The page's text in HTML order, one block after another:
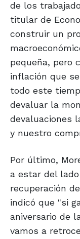
de los
titular de
construir un
pequeña, pero
inflación que
todo este
devaluar la
devaluaciones
y nuestro
Por último,
a estar del
recuperación
indicó que "si
aniversario de
vamos a